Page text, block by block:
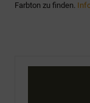
Farbton zu finden.